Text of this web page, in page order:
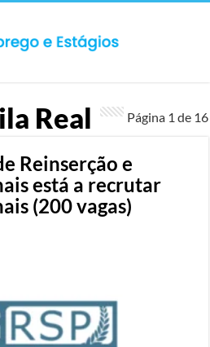
Real Página 1 de 16
Reinserção e
está a recrutar
(200 vagas)